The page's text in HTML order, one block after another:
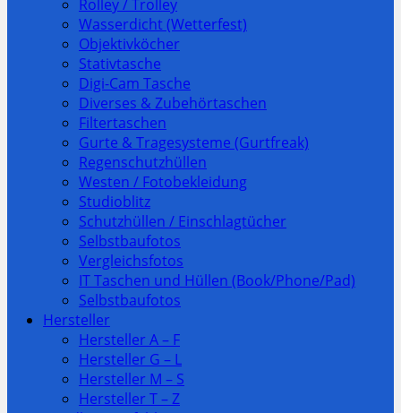
Rolley / Trolley
Wasserdicht (Wetterfest)
Objektivköcher
Stativtasche
Digi-Cam Tasche
Diverses & Zubehörtaschen
Filtertaschen
Gurte & Tragesysteme (Gurtfreak)
Regenschutzhüllen
Westen / Fotobekleidung
Studioblitz
Schutzhüllen / Einschlagtücher
Selbstbaufotos
Vergleichsfotos
IT Taschen und Hüllen (Book/Phone/Pad)
Selbstbaufotos
Hersteller
Hersteller A – F
Hersteller G – L
Hersteller M – S
Hersteller T – Z